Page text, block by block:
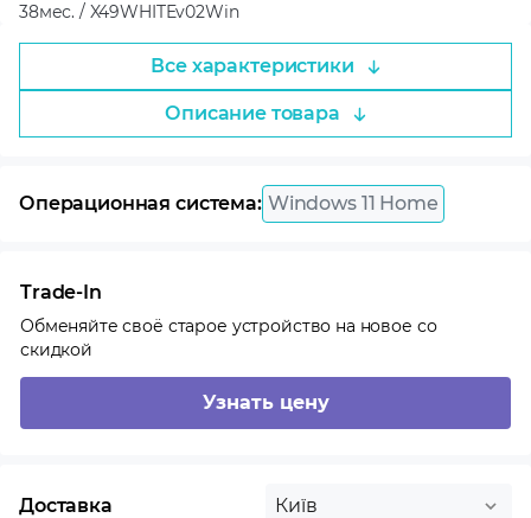
38мес. / X49WHITEv02Win
Все характеристики
Описание товара
Операционная система: Windows 11 Home
Trade-In
Обменяйте своё старое устройство на новое со
скидкой
Узнать цену
Доставка Київ